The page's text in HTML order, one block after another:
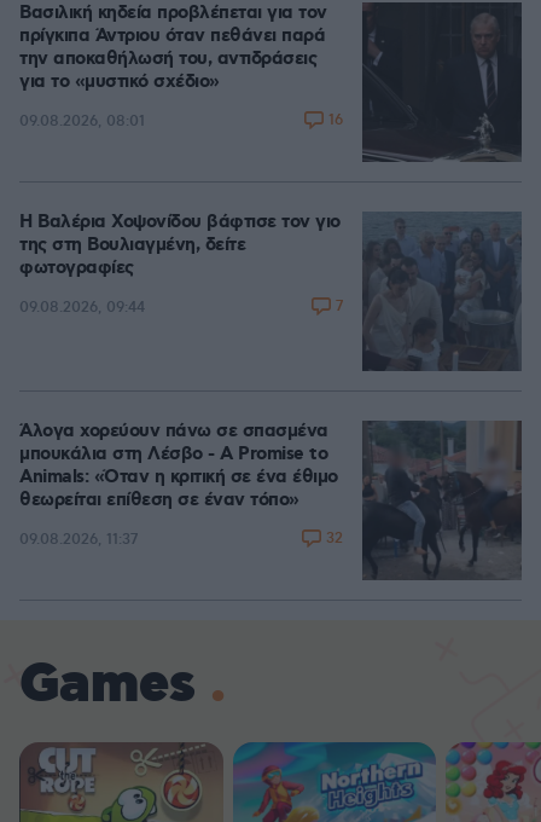
Βασιλική κηδεία προβλέπεται για τον
πρίγκιπα Άντριου όταν πεθάνει παρά
την αποκαθήλωσή του, αντιδράσεις
για το «μυστικό σχέδιο»
09.08.2026, 08:01 16
Η Βαλέρια Χοψονίδου βάφτισε τον γιο
της στη Βουλιαγμένη, δείτε
φωτογραφίες
09.08.2026, 09:44 7
Άλογα χορεύουν πάνω σε σπασμένα
μπουκάλια στη Λέσβο - A Promise to
Animals: «Όταν η κριτική σε ένα έθιμο
θεωρείται επίθεση σε έναν τόπο»
09.08.2026, 11:37 32
Games